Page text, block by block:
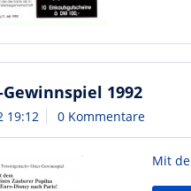
1992
19:12 0 Kommentare
Mit